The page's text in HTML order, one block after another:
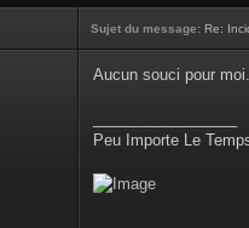
Sujet du message: Re:
Aucun souci pour moi.
Peu Importe Le